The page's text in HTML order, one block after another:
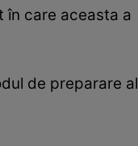
în care aceasta a
de preparare al